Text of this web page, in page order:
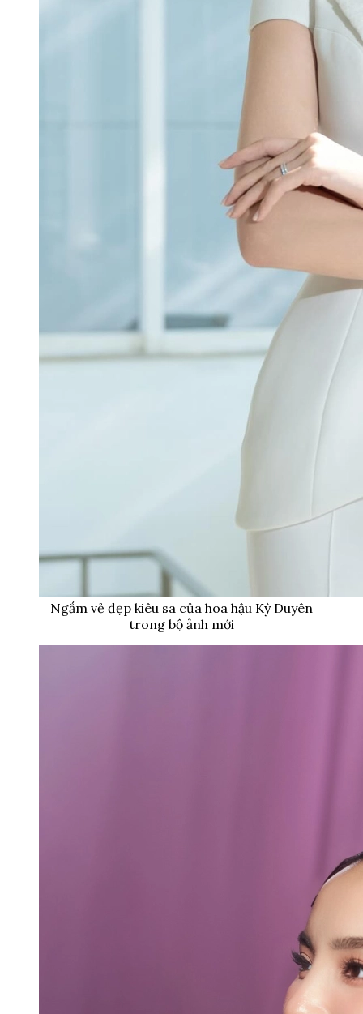
Ngắm vẻ đẹp kiêu sa của hoa hậu Kỳ Duyên
trong bộ ảnh mới